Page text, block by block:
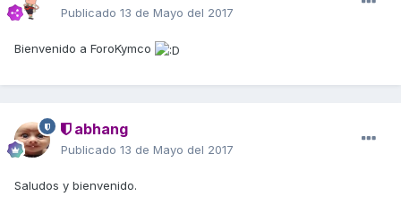
Publicado 13 de Mayo del 2017
Bienvenido a ForoKymco
abhang
Publicado 13 de Mayo del 2017
Saludos y bienvenido.